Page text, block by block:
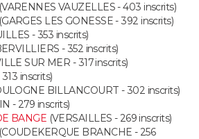
(VARENNES VAUZELLES - 403 inscrits)
(GARGES LES GONESSE - 392 inscrits)
- 353 inscrits)
- 352 inscrits)
SUR MER - 317 inscrits)
inscrits)
BILLANCOURT - 302 inscrits)
- 279 inscrits)
BANGE (VERSAILLES - 269 inscrits)
(COUDEKERQUE BRANCHE - 256